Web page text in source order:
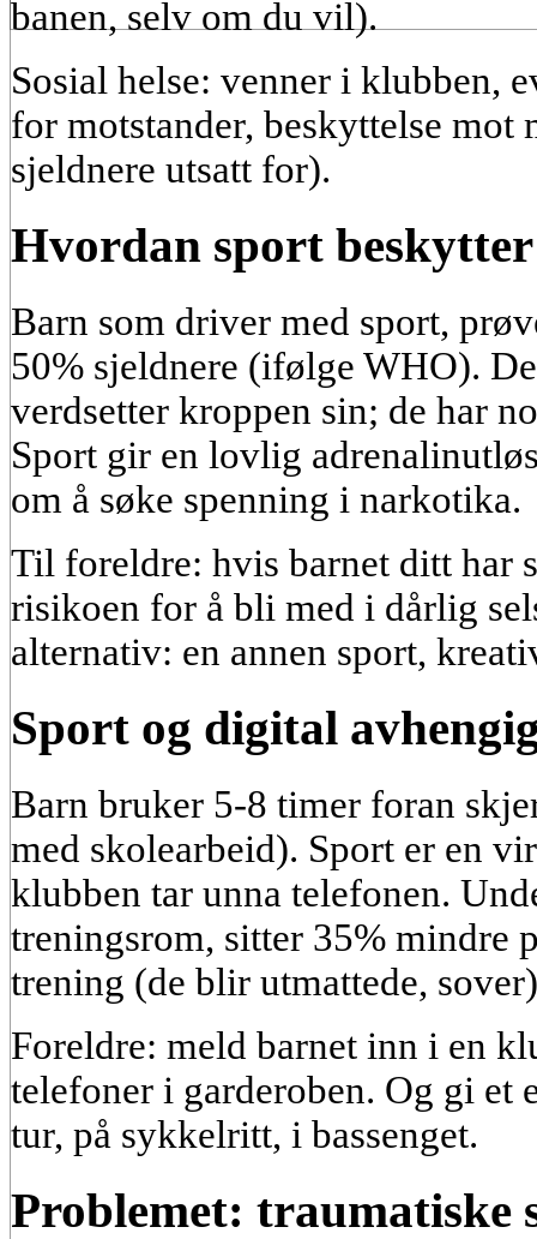
banen, selv om du vil).
Sosial helse: venner i klubben,
for motstander, beskyttelse
sjeldnere utsatt for).
Hvordan sport
Barn som driver med sport,
50% sjeldnere (ifølge WHO).
verdsetter kroppen sin; de har
Sport gir en lovlig
om å søke spenning i narkotika.
Til foreldre: hvis barnet ditt har
risikoen for å bli med i dårlig
alternativ: en annen sport,
Sport og digital
Barn bruker 5-8 timer foran
med skolearbeid). Sport er en
klubben tar unna telefonen.
treningsrom, sitter 35% mindre
trening (de blir utmattede,
Foreldre: meld barnet inn i en
telefoner i garderoben. Og gi et
tur, på sykkelritt, i bassenget.
Problemet: traumatiske